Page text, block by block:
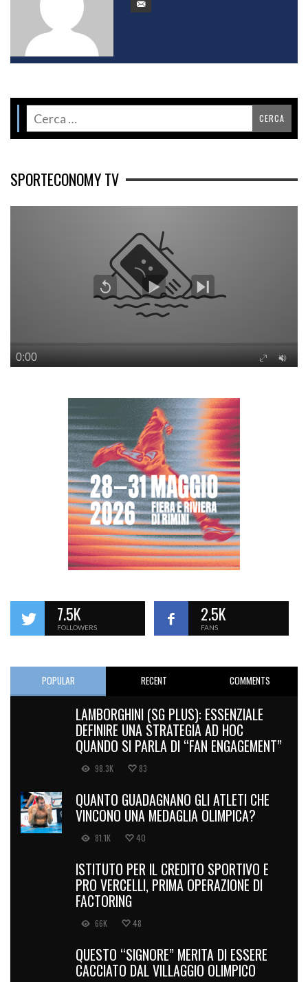
SPORTECONOMY TV
7.5K
FOLLOWERS
2.5K
FANS
POPULAR RECENT COMMENTS
LAMBORGHINI (SG PLUS): ESSENZIALE
DEFINIRE UNA STRATEGIA AD HOC
QUANDO SI PARLA DI “FAN ENGAGEMENT”
98.3K 83
QUANTO GUADAGNANO GLI ATLETI CHE
VINCONO UNA MEDAGLIA OLIMPICA?
81.1K 40
ISTITUTO PER IL CREDITO SPORTIVO E
PRO VERCELLI, PRIMA OPERAZIONE DI
FACTORING
66K 48
QUESTO “SIGNORE” MERITA DI ESSERE
CACCIATO DAL VILLAGGIO OLIMPICO